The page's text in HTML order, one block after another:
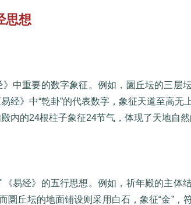
思想
中重要的数字象征。例如，圜丘坛的三层
经》中“乾卦”的代表数字，象征天道至高无
内的24根柱子象征24节气，体现了天地自然
易经》的五行思想。例如，祈年殿的主体
圜丘坛的地面铺设则采用白石，象征“金”，